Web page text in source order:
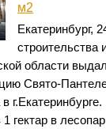
м2
Екатеринбург,
строительства
области
Свято-
гектар в